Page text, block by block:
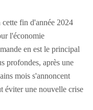
cette fin d'année 2024
l'économie
en est le principal
profondes, après une
mois s'annoncent
éviter une nouvelle crise